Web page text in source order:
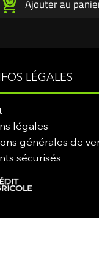
Ajouter au
LÉGALES
légales
générales de
sécurisés